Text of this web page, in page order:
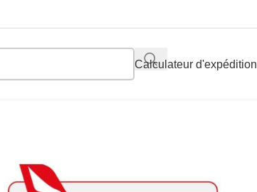
Calculateur d'expédition